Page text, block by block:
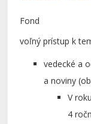
Fond
voľný prístup k
vedecké a
a noviny
V
4